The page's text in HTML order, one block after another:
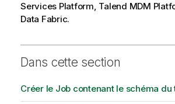
Services Platform, Talend MDM
Data Fabric.
Dans cette section
Créer le Job contenant le schéma du